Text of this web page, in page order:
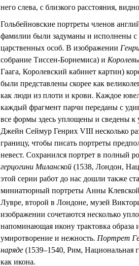
него слева, с близкого расстояния,
Гольбейновские портреты членов
фамилии были задуманы и исполнены с
царственных особ. В изображении
собрание Тиссен-Борнемиса) и
Гаага, Королевский кабинет картин)
были представлены скорее как
как люди из плоти и крови. Каждое
каждый фрагмент парчи переданы с
все формы здесь уплощены и сведены к
Джейн Сеймур Генрих VIII несколько
границу, чтобы писать портреты
невест. Сохранился портрет в полный
герцогини Миланской (1538, Лондон,
этой серии работ до нас дошли также
миниатюрный портреты Анны
Лувре, второй в Лондоне, музей
изображении сочетаются несколько
напоминающая икону трактовка образа
умиротворение и нежность. Портрет
наряде (1539–1540, Рим, Национальная
как икона.